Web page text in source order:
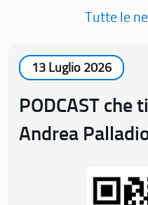
Tutte le
13 Luglio 2026
PODCAST che
Andrea